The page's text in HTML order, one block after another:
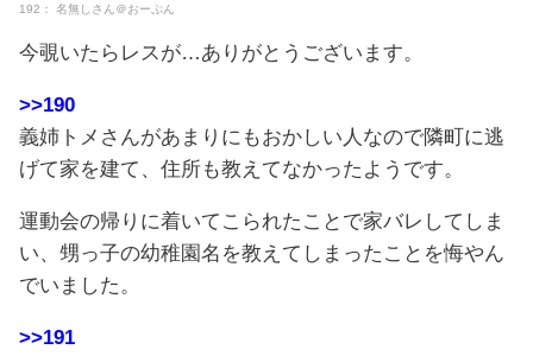
192： 名無しさん＠おーぷん
今覗いたらレスが…ありがとうございます。
>>190
義姉トメさんがあまりにもおかしい人なので隣町に逃
げて家を建て、住所も教えてなかったようです。
運動会の帰りに着いてこられたことで家バレしてしま
い、甥っ子の幼稚園名を教えてしまったことを悔やん
でいました。
>>191